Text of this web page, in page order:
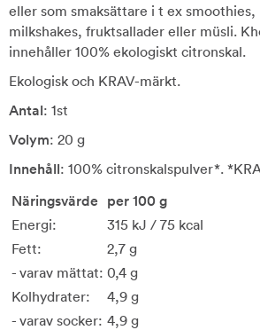
eller som smaksättare i t ex smoothies,
milkshakes, fruktsallader eller müsli.
innehåller 100% ekologiskt citronskal.
Ekologisk och KRAV-märkt.
Antal: 1st
Volym: 20 g
Innehåll: 100% citronskalspulver*.
Näringsvärde per 100 g
Energi:
315 kJ / 75 kcal
Fett:
2,7 g
- varav mättat: 0,4 g
Kolhydrater:
4,9 g
- varav socker: 4,9 g